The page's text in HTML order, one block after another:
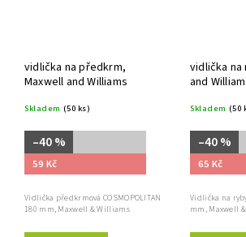
vidlička na předkrm,
Maxwell and Williams
Skladem (50 ks)
–40 %
59 Kč
Vidlička předkrmová COSMOPOLITAN
180 mm, Maxwell & Williams
vidlička na
and
Skladem (50
–40 %
65 Kč
Vidlička na
mm, Maxwell